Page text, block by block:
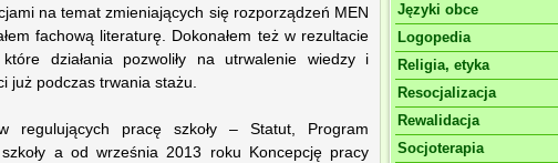
na temat zmieniających się rozporządzeń MEN
fachową literaturę. Dokonałem też w rezultacie
działania pozwoliły na utrwalenie wiedzy i
już podczas trwania stażu.
regulujących pracę szkoły – Statut, Program
a od września 2013 roku Koncepcję pracy
Języki obce
Logopedia
Religia, etyka
Resocjalizacja
Rewalidacja
Socjoterapia